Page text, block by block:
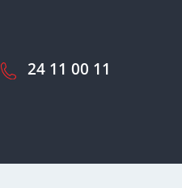
24 11 00 11